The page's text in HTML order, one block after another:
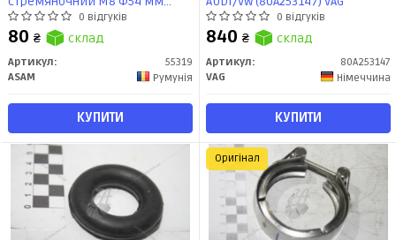
(оцинк. сталь) (кратно 2шт)
(55319) Asam
0 відгуків
80 ₴ склад
Артикул:
55319
ASAM
Румунія
КУПИТИ
0 відгуків
840 ₴ склад
Артикул:
80A253147
VAG
Німеччина
КУПИТИ
Оригінал